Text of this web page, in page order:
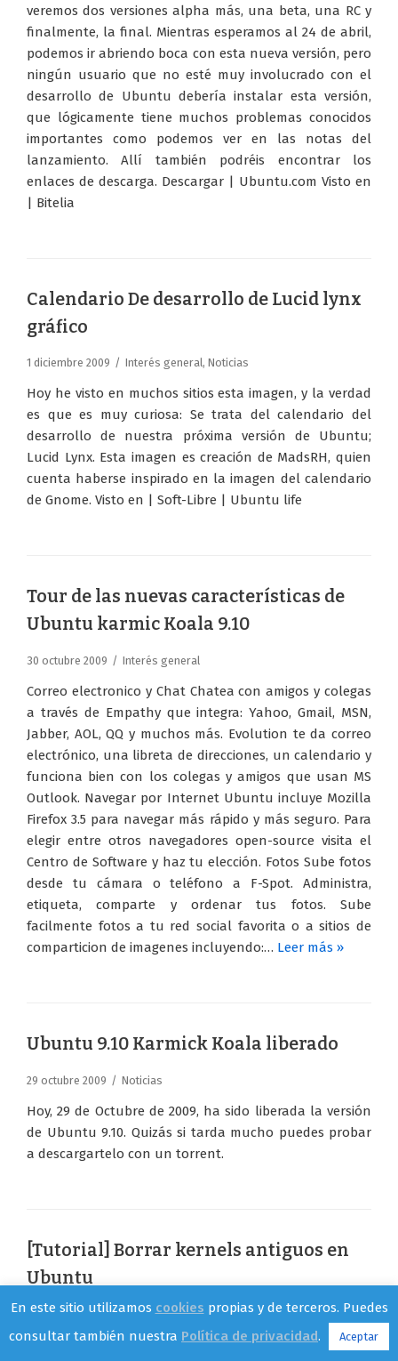
veremos dos versiones alpha más, una beta, una RC y
finalmente, la final. Mientras esperamos al 24 de abril,
podemos ir abriendo boca con esta nueva versión, pero
ningún usuario que no esté muy involucrado con el
desarrollo de Ubuntu debería instalar esta versión,
que lógicamente tiene muchos problemas conocidos
importantes como podemos ver en las notas del
lanzamiento. Allí también podréis encontrar los
enlaces de descarga. Descargar | Ubuntu.com Visto en
| Bitelia
Calendario De desarrollo de Lucid lynx
gráfico
1 diciembre 2009 Interés general, Noticias
Hoy he visto en muchos sitios esta imagen, y la verdad
es que es muy curiosa: Se trata del calendario del
desarrollo de nuestra próxima versión de Ubuntu;
Lucid Lynx. Esta imagen es creación de MadsRH, quien
cuenta haberse inspirado en la imagen del calendario
de Gnome. Visto en | Soft-Libre | Ubuntu life
Tour de las nuevas características de
Ubuntu karmic Koala 9.10
30 octubre 2009 Interés general
Correo electronico y Chat Chatea con amigos y colegas
a través de Empathy que integra: Yahoo, Gmail, MSN,
Jabber, AOL, QQ y muchos más. Evolution te da correo
electrónico, una libreta de direcciones, un calendario y
funciona bien con los colegas y amigos que usan MS
Outlook. Navegar por Internet Ubuntu incluye Mozilla
Firefox 3.5 para navegar más rápido y más seguro. Para
elegir entre otros navegadores open-source visita el
Centro de Software y haz tu elección. Fotos Sube fotos
desde tu cámara o teléfono a F-Spot. Administra,
etiqueta, comparte y ordenar tus fotos. Sube
facilmente fotos a tu red social favorita o a sitios de
comparticion de imagenes incluyendo:… Leer más »
Ubuntu 9.10 Karmick Koala liberado
29 octubre 2009 Noticias
Hoy, 29 de Octubre de 2009, ha sido liberada la versión
de Ubuntu 9.10. Quizás si tarda mucho puedes probar
a descargartelo con un torrent.
[Tutorial] Borrar kernels antiguos en
Ubuntu
28 octubre 2009 Tutoriales
Esto es algo para usuarios más avanzados, pues hay
En este sitio utilizamos cookies propias y de terceros. Puedes
consultar también nuestra Política de privacidad. Aceptar